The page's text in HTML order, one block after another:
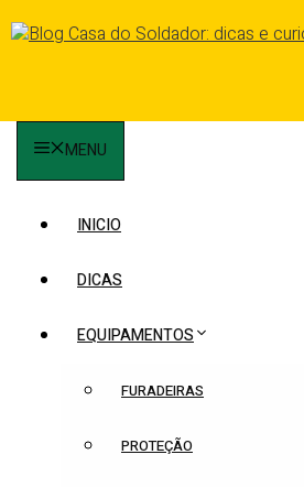
para
MENU
INICIO
DICAS
EQUIPAMENTOS
FURADEIRAS
PROTEÇÃO